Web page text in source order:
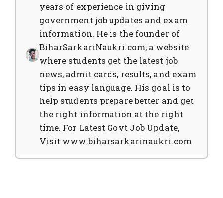
years of experience in giving
government job updates and exam
information. He is the founder of
BiharSarkariNaukri.com, a website
where students get the latest job
news, admit cards, results, and exam
tips in easy language. His goal is to
help students prepare better and get
the right information at the right
time. For Latest Govt Job Update,
Visit www.biharsarkarinaukri.com